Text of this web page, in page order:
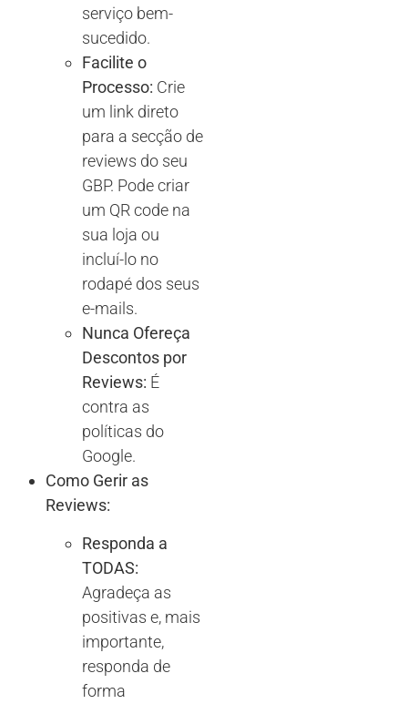
serviço bem-
sucedido.
Facilite o
Processo: Crie
um link direto
para a secção de
reviews do seu
GBP. Pode criar
um QR code na
sua loja ou
incluí-lo no
rodapé dos seus
e-mails.
Nunca Ofereça
Descontos por
Reviews: É
contra as
políticas do
Google.
Como Gerir as
Reviews:
Responda a
TODAS:
Agradeça as
positivas e, mais
importante,
responda de
forma